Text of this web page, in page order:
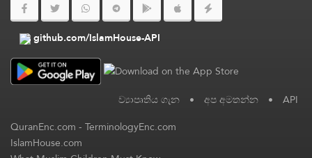
github.com/IslamHouse-API
ව්‍යාපෘතිය ගැන • අප අමතන්න • API
QuranEnc.com-TerminologyEnc.com
IslamHouse.com